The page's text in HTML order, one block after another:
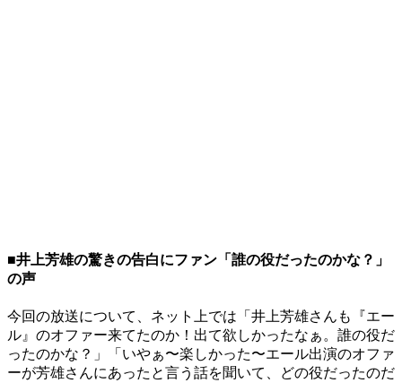
■井上芳雄の驚きの告白にファン「誰の役だったのかな？」
の声
今回の放送について、ネット上では「井上芳雄さんも『エー
ル』のオファー来てたのか！出て欲しかったなぁ。誰の役だ
ったのかな？」「いやぁ〜楽しかった〜エール出演のオファ
ーが芳雄さんにあったと言う話を聞いて、どの役だったのだ